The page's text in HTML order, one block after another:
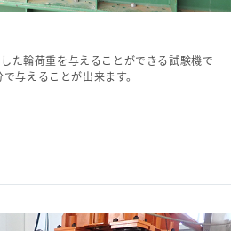
た輪荷重を与えることができる試験機で
与えることが出来ます。